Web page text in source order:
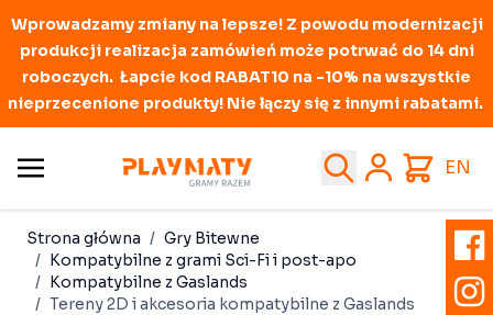
Wprowadzamy zmiany na lepsze! Z powodu modernizacji
produkcji realizacja zamówień może potrwać do 14 dni
roboczych. Łapcie kod RABAT10 na -10% na wszystkie
nieprzecenione produkty! Nie łączy się z innymi rabatami.
Search
Cart EN
Strona główna / Gry Bitewne
/ Kompatybilne z grami Sci-Fi i post-apo
/ Kompatybilne z Gaslands
/ Tereny 2D i akcesoria kompatybilne z Gaslands